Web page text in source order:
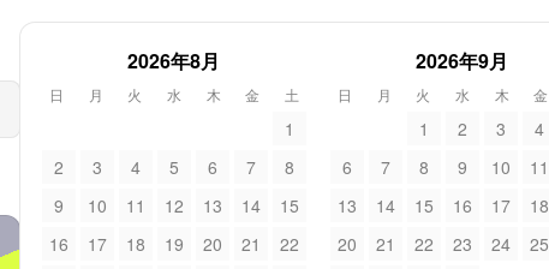
2026年8月
日 月 火 水 木 金 土
1
2
3 4 5 6 7
8
9
10 11 12 13 14
15
16
17 18 19 20 21
22
2026年9月
日 月 火 水 木 金
1 2 3 4
6
7 8 9 10 11
13
14 15 16 17 18
20
21 22 23 24 25